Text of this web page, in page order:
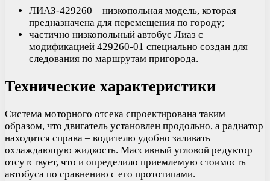
ЛИАЗ-429260 – низкопольная модель, которая
предназначена для перемещения по городу;
частично низкопольный автобус Лиаз с
модификацией 429260-01 специально создан для
следования по маршрутам пригорода.
Технические характеристики
Система моторного отсека спроектирована таким
образом, что двигатель установлен продольно, а радиатор
находится справа – водителю удобно заливать
охлаждающую жидкость. Массивный угловой редуктор
отсутствует, что и определило приемлемую стоимость
автобуса по сравнению с его прототипами.